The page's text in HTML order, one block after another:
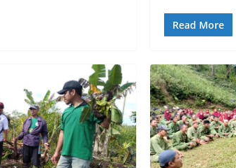
Read More